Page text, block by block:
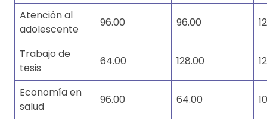
Atención al
adolescente
96.00 96.00
Trabajo de
tesis
64.00 128.00
Economía en
salud
96.00 64.00